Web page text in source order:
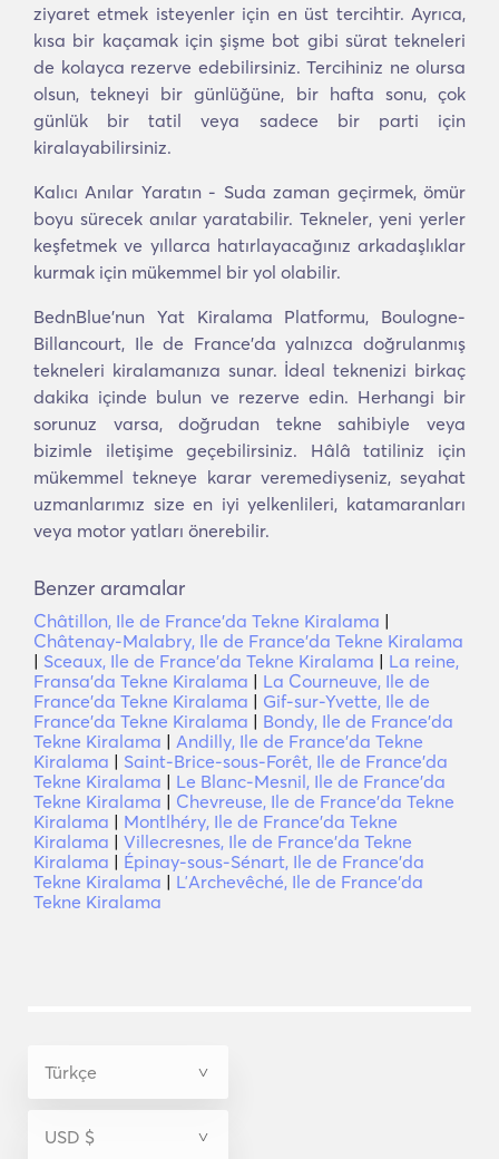
ziyaret etmek isteyenler için en üst tercihtir. Ayrıca,
kısa bir kaçamak için şişme bot gibi sürat tekneleri
de kolayca rezerve edebilirsiniz. Tercihiniz ne olursa
olsun, tekneyi bir günlüğüne, bir hafta sonu, çok
günlük bir tatil veya sadece bir parti için
kiralayabilirsiniz.
Kalıcı Anılar Yaratın - Suda zaman geçirmek, ömür
boyu sürecek anılar yaratabilir. Tekneler, yeni yerler
keşfetmek ve yıllarca hatırlayacağınız arkadaşlıklar
kurmak için mükemmel bir yol olabilir.
BednBlue'nun Yat Kiralama Platformu, Boulogne-
Billancourt, Ile de France'da yalnızca doğrulanmış
tekneleri kiralamanıza sunar. İdeal teknenizi birkaç
dakika içinde bulun ve rezerve edin. Herhangi bir
sorunuz varsa, doğrudan tekne sahibiyle veya
bizimle iletişime geçebilirsiniz. Hâlâ tatiliniz için
mükemmel tekneye karar veremediyseniz, seyahat
uzmanlarımız size en iyi yelkenlileri, katamaranları
veya motor yatları önerebilir.
Benzer aramalar
Châtillon, Ile de France'da Tekne Kiralama |
Châtenay-Malabry, Ile de France'da Tekne Kiralama
| Sceaux, Ile de France'da Tekne Kiralama | La reine,
Fransa'da Tekne Kiralama | La Courneuve, Ile de
France'da Tekne Kiralama | Gif-sur-Yvette, Ile de
France'da Tekne Kiralama | Bondy, Ile de France'da
Tekne Kiralama | Andilly, Ile de France'da Tekne
Kiralama | Saint-Brice-sous-Forêt, Ile de France'da
Tekne Kiralama | Le Blanc-Mesnil, Ile de France'da
Tekne Kiralama | Chevreuse, Ile de France'da Tekne
Kiralama | Montlhéry, Ile de France'da Tekne
Kiralama | Villecresnes, Ile de France'da Tekne
Kiralama | Épinay-sous-Sénart, Ile de France'da
Tekne Kiralama | LʼArchevêché, Ile de France'da
Tekne Kiralama